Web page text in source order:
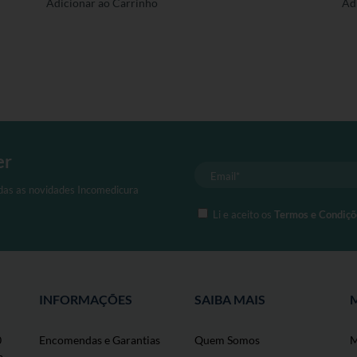
as novidades Incomedicura
Li e aceito osTermos e
INFORMAÇÕES
Encomendas e Garantias
SAIBA MAIS
Quem Somos